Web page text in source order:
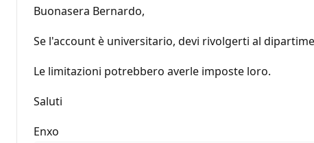
Buonasera Bernardo,
Se l'account è universitario, devi rivolgerti al
Le limitazioni potrebbero averle imposte loro.
Saluti
Enxo